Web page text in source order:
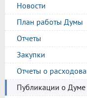
Новости
План работы Думы
Отчеты
Закупки
Отчеты о
Публикации о Думе